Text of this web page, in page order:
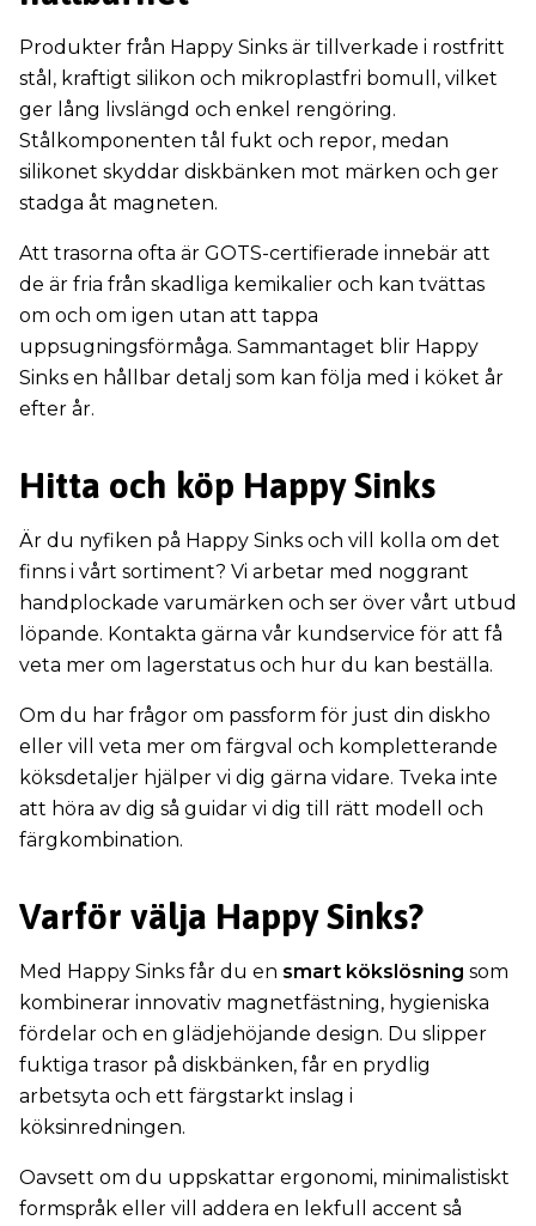
Produkter från Happy Sinks är tillverkade i rostfritt
stål, kraftigt silikon och mikroplastfri bomull, vilket
ger lång livslängd och enkel rengöring.
Stålkomponenten tål fukt och repor, medan
silikonet skyddar diskbänken mot märken och ger
stadga åt magneten.
Att trasorna ofta är GOTS-certifierade innebär att
de är fria från skadliga kemikalier och kan tvättas
om och om igen utan att tappa
uppsugningsförmåga. Sammantaget blir Happy
Sinks en hållbar detalj som kan följa med i köket år
efter år.
Hitta och köp Happy Sinks
Är du nyfiken på Happy Sinks och vill kolla om det
finns i vårt sortiment? Vi arbetar med noggrant
handplockade varumärken och ser över vårt utbud
löpande. Kontakta gärna vår kundservice för att få
veta mer om lagerstatus och hur du kan beställa.
Om du har frågor om passform för just din diskho
eller vill veta mer om färgval och kompletterande
köksdetaljer hjälper vi dig gärna vidare. Tveka inte
att höra av dig så guidar vi dig till rätt modell och
färgkombination.
Varför välja Happy Sinks?
Med Happy Sinks får du en smart kökslösning som
kombinerar innovativ magnetfästning, hygieniska
fördelar och en glädjehöjande design. Du slipper
fuktiga trasor på diskbänken, får en prydlig
arbetsyta och ett färgstarkt inslag i
köksinredningen.
Oavsett om du uppskattar ergonomi, minimalistiskt
formspråk eller vill addera en lekfull accent så